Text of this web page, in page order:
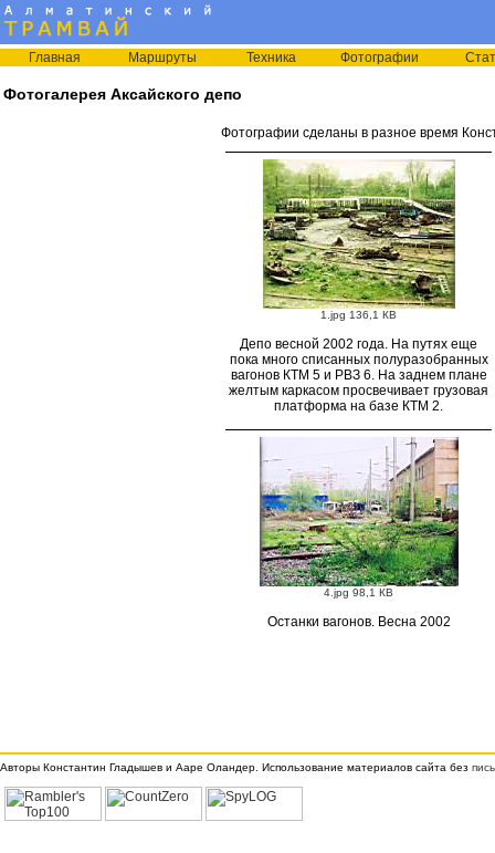
Главная Маршруты Техника Фотографии
Фотогалерея Аксайского депо
Фотографии сделаны в разное время
1.jpg 136,1 КВ
Депо весной 2002 года. На путях еще
пока много списанных полуразобранных
вагонов КТМ 5 и РВЗ 6. На заднем плане
желтым каркасом просвечивает грузовая
платформа на базе КТМ 2.
4.jpg 98,1 КВ
Останки вагонов. Весна 2002
Авторы Константин Гладышев и Ааре Оландер. Использование материалов сайта без